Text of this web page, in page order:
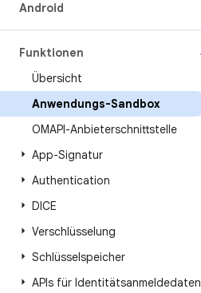
Android
Funktionen
Übersicht
Anwendungs-Sandbox
OMAPI-Anbieterschnittstelle
App-Signatur
Authentication
DICE
Verschlüsselung
Schlüsselspeicher
APIs für Identitätsanmeldedaten